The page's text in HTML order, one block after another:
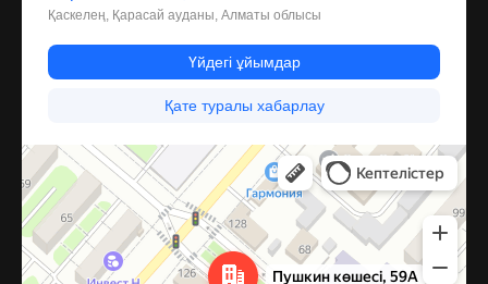
Костанай
Улица Пушкина, 59А — Яндекс Карты